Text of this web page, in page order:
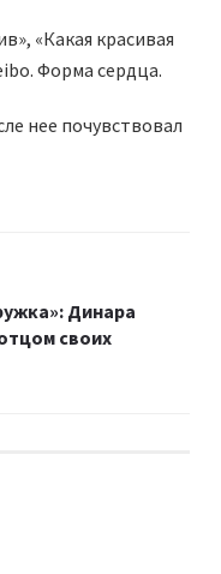
«Какая красивая
Форма сердца.
нее почувствовал
Динара
своих